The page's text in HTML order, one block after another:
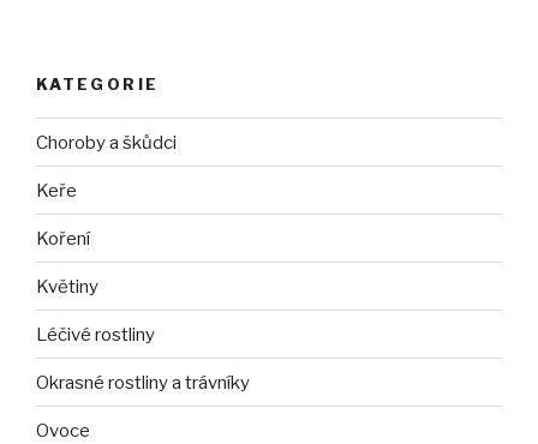
KATEGORIE
Choroby a škůdci
Keře
Koření
Květiny
Léčivé rostliny
Okrasné rostliny a trávníky
Ovoce